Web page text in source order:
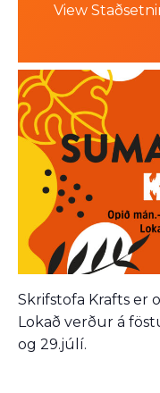
View
Skrifstofa Krafts er
Lokað verður á
og 29.júlí.